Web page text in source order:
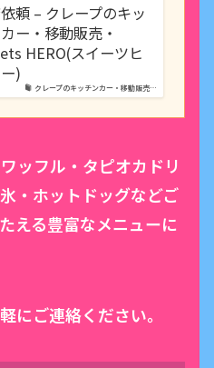
クレープのキッチンカー・移動販売…
頼 – クレープのキッ
ー・移動販売・
HERO(スイーツヒ
)
ッフル・タピオカドリ
・ホットドッグなどご
える豊富なメニューに
にご連絡ください。